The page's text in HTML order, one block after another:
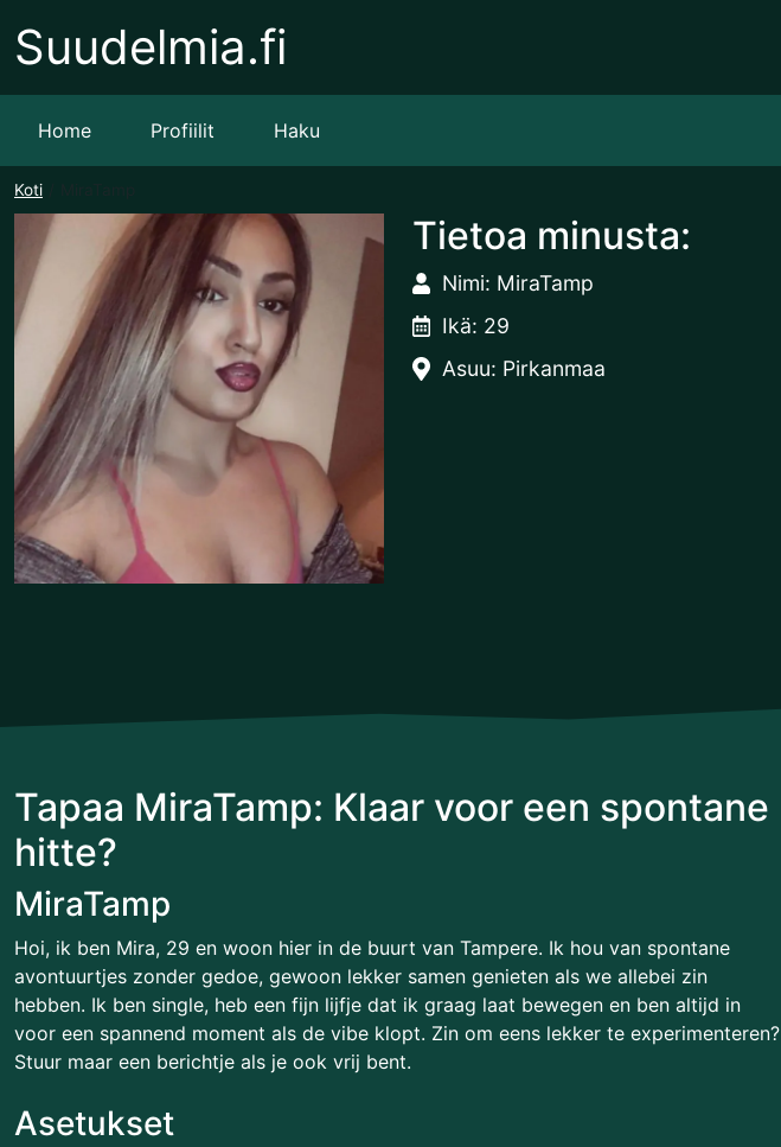
Suudelmia.fi
Home Profiilit Haku
Koti
Tietoa minusta:
Nimi: MiraTamp
Ikä: 29
Asuu: Pirkanmaa
Tapaa MiraTamp: Klaar voor een spontane
hitte?
MiraTamp
Hoi, ik ben Mira, 29 en woon hier in de buurt van Tampere. Ik hou van spontane
avontuurtjes zonder gedoe, gewoon lekker samen genieten als we allebei zin
hebben. Ik ben single, heb een fijn lijfje dat ik graag laat bewegen en ben altijd in
voor een spannend moment als de vibe klopt. Zin om eens lekker te experimenteren?
Stuur maar een berichtje als je ook vrij bent.
Asetukset